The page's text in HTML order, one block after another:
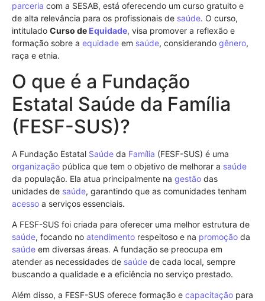
parceria com a SESAB, está oferecendo um curso gratuito e
de alta relevância para os profissionais de saúde. O curso,
intitulado Curso de Equidade, visa promover a reflexão e
formação sobre a equidade em saúde, considerando gênero,
raça e etnia.
O que é a Fundação
Estatal Saúde da Família
(FESF-SUS)?
A Fundação Estatal Saúde da Família (FESF-SUS) é uma
organização pública que tem o objetivo de melhorar a saúde
da população. Ela atua principalmente na gestão das
unidades de saúde, garantindo que as comunidades tenham
acesso a serviços essenciais.
A FESF-SUS foi criada para oferecer uma melhor estrutura de
saúde, focando no atendimento respeitoso e na promoção da
saúde em diversas áreas. A fundação se preocupa em
atender as necessidades de saúde de cada local, sempre
buscando a qualidade e a eficiência no serviço prestado.
Além disso, a FESF-SUS oferece formação e capacitação para